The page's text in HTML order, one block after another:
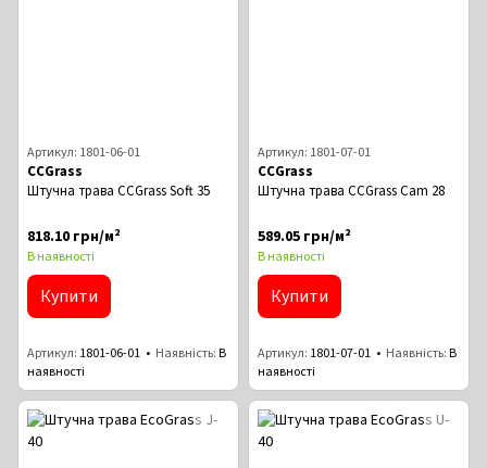
Артикул: 1801-06-01
CCGrass
Штучна трава CCGrass Soft 35
818.10 грн/м²
В наявності
Купити
Артикул 1801-06-01 Наявність В
наявності
Артикул: 1801-07-01
CCGrass
Штучна трава CCGrass Cam 28
589.05 грн/м²
В наявності
Купити
Артикул 1801-07-01 Наявність В
наявності